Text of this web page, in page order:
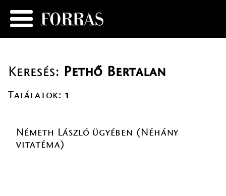
Keresés: Pethő Bertalan
Találatok: 1
Németh László ügyében (Néhány
vitatéma)